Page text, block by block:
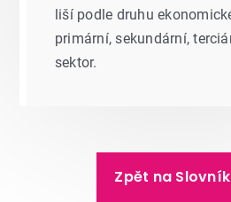
liší podle druhu
primární, sekundární,
sektor.
Zpět na